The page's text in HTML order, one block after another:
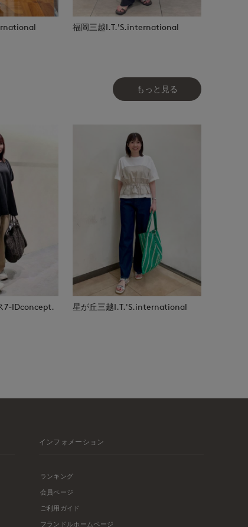
福岡三越I.T.'S.international
もっと見る
7-IDconcept. 星が丘三越I.T.'S.international
インフォメーション
ランキング
会員ページ
ご利用ガイド
フランドルホームページ